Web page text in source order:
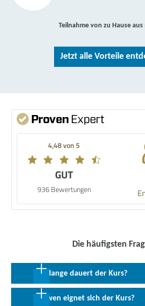
Teilnahme von zu Hause aus
Jetzt alle Vorteile
4,48 von 5
GUT
936 Bewertungen
Die häufigsten
Wie lange dauert der Kurs?
30 Coachingeinheiten in max. 12 Wochen;
Für wen eignet sich der Kurs?